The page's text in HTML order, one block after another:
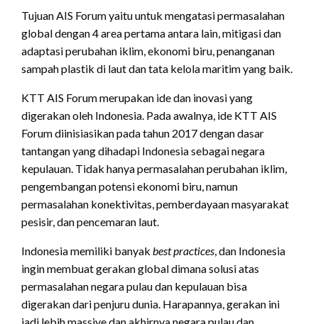
Tujuan AIS Forum yaitu untuk mengatasi permasalahan
global dengan 4 area pertama antara lain, mitigasi dan
adaptasi perubahan iklim, ekonomi biru, penanganan
sampah plastik di laut dan tata kelola maritim yang baik.
KTT AIS Forum merupakan ide dan inovasi yang
digerakan oleh Indonesia. Pada awalnya, ide KTT AIS
Forum diinisiasikan pada tahun 2017 dengan dasar
tantangan yang dihadapi Indonesia sebagai negara
kepulauan. Tidak hanya permasalahan perubahan iklim,
pengembangan potensi ekonomi biru, namun
permasalahan konektivitas, pemberdayaan masyarakat
pesisir, dan pencemaran laut.
Indonesia memiliki banyak best practices, dan Indonesia
ingin membuat gerakan global dimana solusi atas
permasalahan negara pulau dan kepulauan bisa
digerakan dari penjuru dunia. Harapannya, gerakan ini